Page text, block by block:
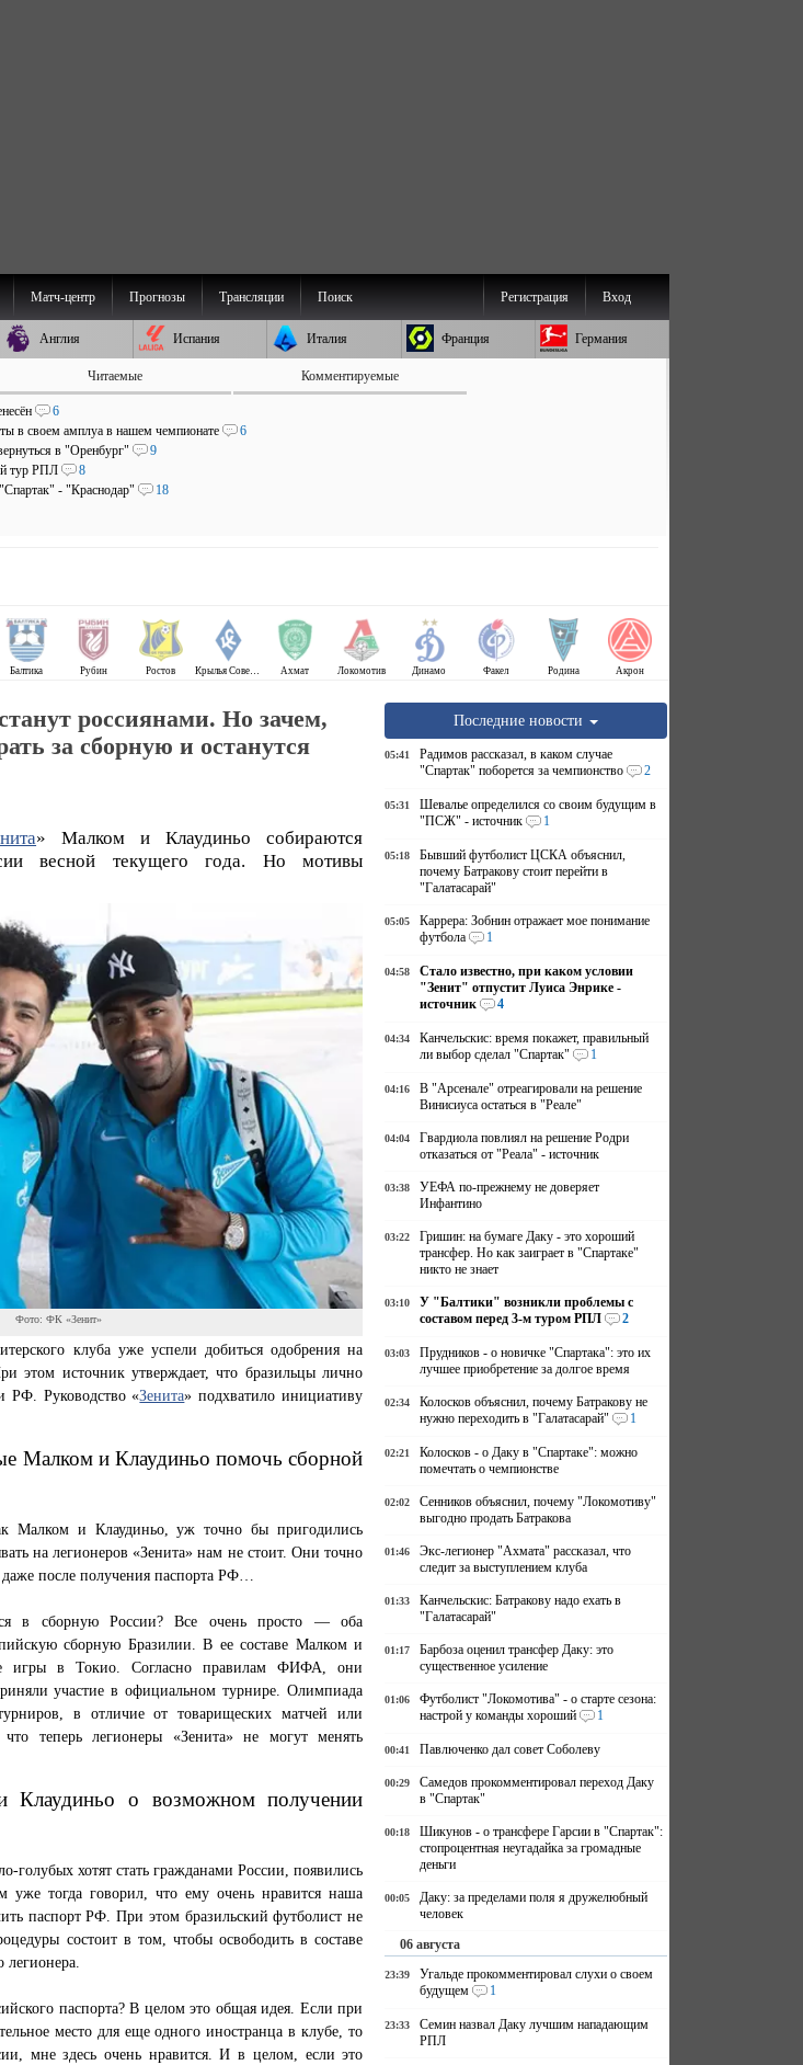
Матч-центр Прогнозы Трансляции Поиск Вход
Регистрация
Англия Испания Италия Франция Германия
Читаемые Комментируемые
6
в своем амплуа в нашем чемпионате
6
в "Оренбург"
9
й тур РПЛ
8
- "Краснодар"
18
Балтика Рубин Ростов Крылья Советов Ахмат Локомотив Динамо Факел Родина Акрон
россиянами. Но зачем,
за сборную и останутся
» Малком и Клаудиньо собираются
весной текущего года. Но мотивы
Фото: ФК «Зенит»
клуба уже успели добиться одобрения на
этом источник утверждает, что бразильцы лично
РФ. Руководство «Зенита» подхватило инициативу
Малком и Клаудиньо помочь сборной
Малком и Клаудиньо, уж точно бы пригодились
на легионеров «Зенита» нам не стоит. Они точно
после получения паспорта РФ…
в сборную России? Все очень просто — оба
сборную Бразилии. В ее составе Малком и
игры в Токио. Согласно правилам ФИФА, они
участие в официальном турнире. Олимпиада
в отличие от товарищеских матчей или
теперь легионеры «Зенита» не могут менять
Клаудиньо о возможном получении
голубых хотят стать гражданами России, появились
тогда говорил, что ему очень нравится наша
паспорт РФ. При этом бразильский футболист не
состоит в том, чтобы освободить в составе
паспорта? В целом это общая идея. Если при
место для еще одного иностранца в клубе, то
мне здесь очень нравится. И в целом, если это
Последние новости
05:41
Радимов рассказал, в каком случае
"Спартак" поборется за чемпионство
2
05:31
Шевалье определился со своим будущим в
"ПСЖ" - источник
1
05:18
Бывший футболист ЦСКА объяснил,
почему Батракову стоит перейти в
"Галатасарай"
05:05
Каррера: Зобнин отражает мое понимание
футбола
1
04:58
Стало известно, при каком условии
"Зенит" отпустит Луиса Энрике -
источник
4
04:34
Канчельскис: время покажет, правильный
ли выбор сделал "Спартак"
1
04:16
В "Арсенале" отреагировали на решение
Винисиуса остаться в "Реале"
04:04
Гвардиола повлиял на решение Родри
отказаться от "Реала" - источник
03:38
УЕФА по-прежнему не доверяет
Инфантино
03:22
Гришин: на бумаге Даку - это хороший
трансфер. Но как заиграет в "Спартаке"
никто не знает
03:10
У "Балтики" возникли проблемы с
составом перед 3-м туром РПЛ
2
03:03
Прудников - о новичке "Спартака": это их
лучшее приобретение за долгое время
02:34
Колосков объяснил, почему Батракову не
нужно переходить в "Галатасарай"
1
02:21
Колосков - о Даку в "Спартаке": можно
помечтать о чемпионстве
02:02
Сенников объяснил, почему "Локомотиву"
выгодно продать Батракова
01:46
Экс-легионер "Ахмата" рассказал, что
следит за выступлением клуба
01:33
Канчельскис: Батракову надо ехать в
"Галатасарай"
01:17
Барбоза оценил трансфер Даку: это
существенное усиление
01:06
Футболист "Локомотива" - о старте сезона:
настрой у команды хороший
1
00:41 Павлюченко дал совет Соболеву
00:29
Самедов прокомментировал переход Даку
в "Спартак"
00:18
Шикунов - о трансфере Гарсии в "Спартак":
стопроцентная неугадайка за громадные
деньги
00:05
Даку: за пределами поля я дружелюбный
человек
06 августа
23:39
Угальде прокомментировал слухи о своем
будущем
1
23:33
Семин назвал Даку лучшим нападающим
РПЛ